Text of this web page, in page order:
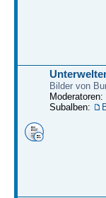
Bilder von
Moderatoren:
Subalben: